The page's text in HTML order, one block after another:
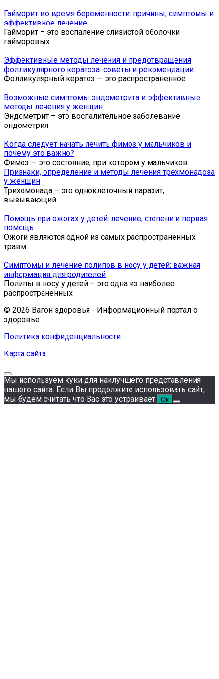
Гайморит во время беременности: причины, симптомы и
эффективное лечение
Гайморит – это воспаление слизистой оболочки
гайморовых
Эффективные методы лечения и предотвращения
фолликулярного кератоза: советы и рекомендации
Фолликулярный кератоз — это распространенное
Возможные симптомы эндометрита и эффективные
методы лечения у женщин
Эндометрит – это воспалительное заболевание
эндометрия
Когда следует начать лечить фимоз у мальчиков и
почему это важно?
Фимоз — это состояние, при котором у мальчиков
Признаки, определение и методы лечения трехмонадоза
у женщин
Трихомонада – это одноклеточный паразит,
вызывающий
Помощь при ожогах у детей: лечение, степени и первая
помощь
Ожоги являются одной из самых распространенных
травм
Симптомы и лечение полипов в носу у детей: важная
информация для родителей
Полипы в носу у детей – это одна из наиболее
распространенных
© 2026 Вагон здоровья - Информационный портал о
здоровье
Политика конфиденциальности
Карта сайта
Мы используем куки для наилучшего представления
нашего сайта. Если Вы продолжите использовать сайт,
мы будем считать что Вас это устраивает. Ок